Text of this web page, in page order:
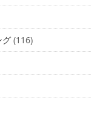
グ (116)